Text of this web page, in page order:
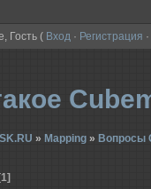
Гость ( Вход· Регистрация ·
» Mapping» Вопросы
[1]